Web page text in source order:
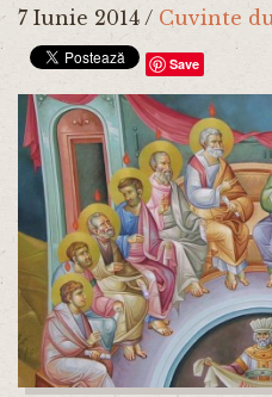
7 Iunie 2014 / Cuvinte
Save